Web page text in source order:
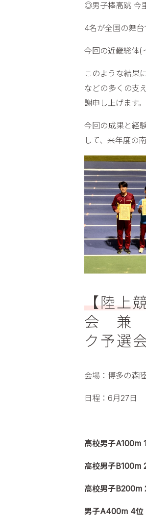
◎男子棒高跳 今
4名が全国の舞台
今回の近畿総体(
このような結果
などの多くの支
謝申し上げます。
今回の成果と経
して、来年度の
【陸上
会 兼
ク予選
会場：博多の森
日程：6月27日
高校男子A100m
高校男子B100m
高校男子B200m
男子A400m 4位